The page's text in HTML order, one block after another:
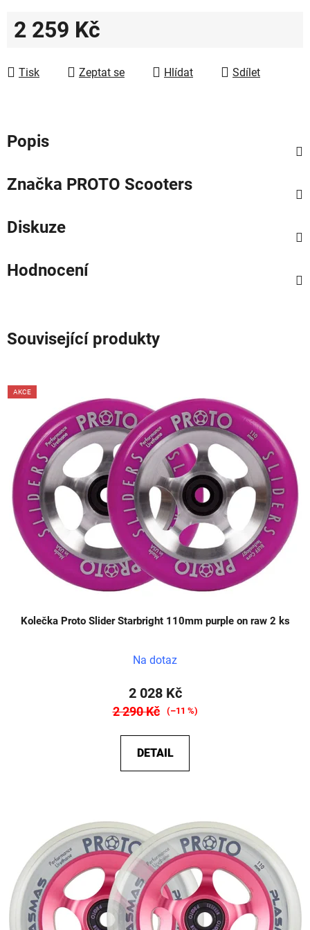
2 259 Kč
Tisk
Zeptat se Hlídat Sdílet
Popis
Značka PROTO Scooters
Diskuze
Hodnocení
Související produkty
AKCE
Kolečka Proto Slider Starbright 110mm purple on raw 2 ks
Na dotaz
2 028 Kč
2 290 Kč (–11 %)
DETAIL